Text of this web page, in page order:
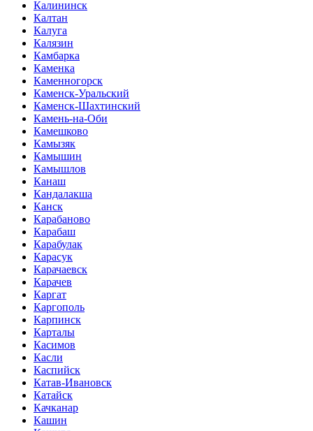
Калининск
Калтан
Калуга
Калязин
Камбарка
Каменка
Каменногорск
Каменск-Уральский
Каменск-Шахтинский
Камень-на-Оби
Камешково
Камызяк
Камышин
Камышлов
Канаш
Кандалакша
Канск
Карабаново
Карабаш
Карабулак
Карасук
Карачаевск
Карачев
Каргат
Каргополь
Карпинск
Карталы
Касимов
Касли
Каспийск
Катав-Ивановск
Катайск
Качканар
Кашин